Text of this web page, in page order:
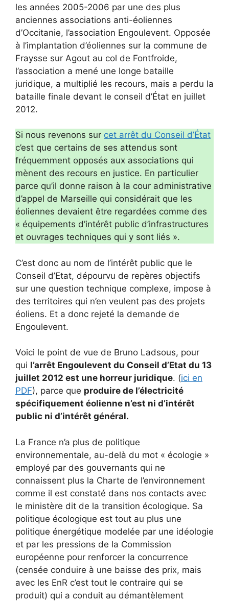
les années 2005-2006 par une des plus
anciennes associations anti-éoliennes
d’Occitanie, l’association Engoulevent. Opposée
à l’implantation d’éoliennes sur la commune de
Fraysse sur Agout au col de Fontfroide,
l’association a mené une longe bataille
juridique, a multiplié les recours, mais a perdu la
bataille finale devant le conseil d’État en juillet
2012.
Si nous revenons sur cet arrêt du Conseil d’État
c’est que certains de ses attendus sont
fréquemment opposés aux associations qui
mènent des recours en justice. En particulier
parce qu’il donne raison à la cour administrative
d’appel de Marseille qui considérait que les
éoliennes devaient être regardées comme des
« équipements d’intérêt public d’infrastructures
et ouvrages techniques qui y sont liés ».
C’est donc au nom de l’intérêt public que le
Conseil d’Etat, dépourvu de repères objectifs
sur une question technique complexe, impose à
des territoires qui n’en veulent pas des projets
éoliens. Et a donc rejeté la demande de
Engoulevent.
Voici le point de vue de Bruno Ladsous, pour
qui l’arrêt Engoulevent du Conseil d’Etat du 13
juillet 2012 est une horreur juridique. (ici en
PDF), parce que produire de l’électricité
spécifiquement éolienne n’est ni d’intérêt
public ni d’intérêt général.
La France n’a plus de politique
environnementale, au-delà du mot « écologie »
employé par des gouvernants qui ne
connaissent plus la Charte de l’environnement
comme il est constaté dans nos contacts avec
le ministère dit de la transition écologique. Sa
politique écologique est tout au plus une
politique énergétique modelée par une idéologie
et par les pressions de la Commission
européenne pour renforcer la concurrence
(censée conduire à une baisse des prix, mais
avec les EnR c’est tout le contraire qui se
produit) qui a conduit au démantèlement